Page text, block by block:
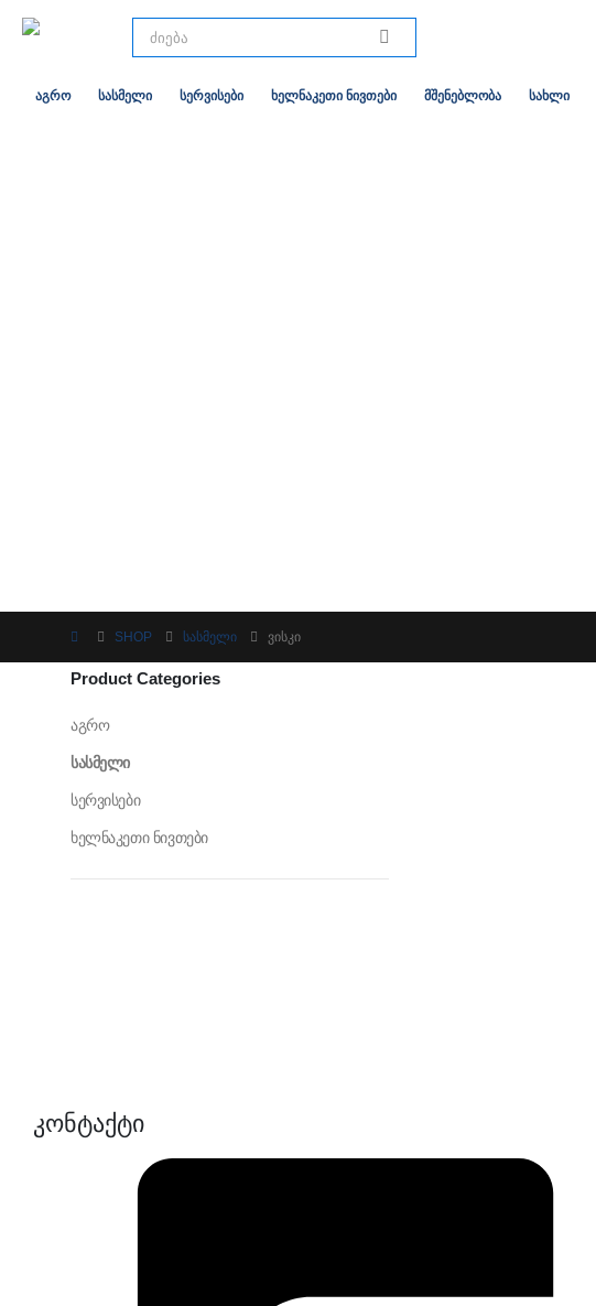
აგრო სასმელი სერვისები ხელნაკეთი ნივთები მშენებლობა სახლი
SHOP ᲡᲐᲡᲛᲔᲚᲘ ᲕᲘᲡᲙᲘ
Product Categories
აგრო
სასმელი
სერვისები
ხელნაკეთი ნივთები
კონტაქტი